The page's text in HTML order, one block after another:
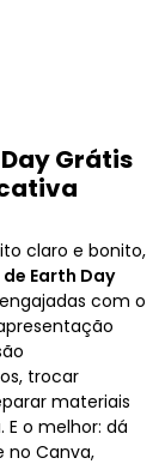
Grátis
claro e bonito,
Earth Day
com o
trocar
materiais
o melhor: dá
no Canva,